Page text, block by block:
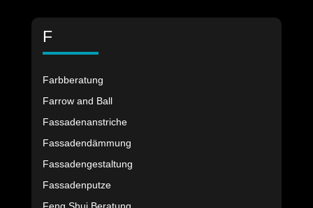
F
Farbberatung
Farrow and Ball
Fassadenanstriche
Fassadendämmung
Fassadengestaltung
Fassadenputze